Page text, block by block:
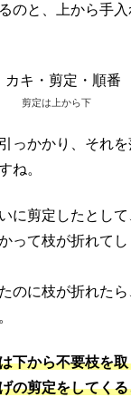
のと、上から手
剪定は上から下
っかかり、それ
ね。
に剪定したとし
って枝が折れて
のに枝が折れた
下から不要枝を
の剪定をしてく